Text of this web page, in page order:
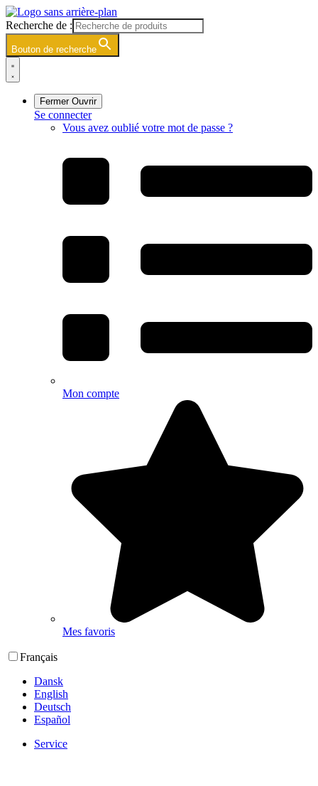
Skip
to
content
Recherche de :
Bouton de recherche
Fermer Ouvrir
Se connecter
Vous avez oublié votre mot de passe ?
Mon compte
Mes favoris
Français
Dansk
English
Deutsch
Español
Service